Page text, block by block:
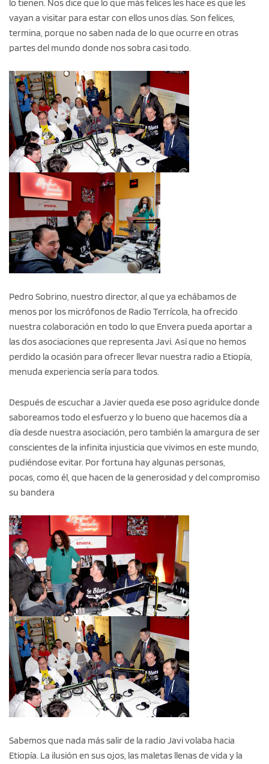
lo tienen. Nos dice que lo que más felices les hace es que les
vayan a visitar para estar con ellos unos días. Son felices,
termina, porque no saben nada de lo que ocurre en otras
partes del mundo donde nos sobra casi todo.
Pedro Sobrino, nuestro director, al que ya echábamos de
menos por los micrófonos de Radio Terrícola, ha ofrecido
nuestra colaboración en todo lo que Envera pueda aportar a
las dos asociaciones que representa Javi. Así que no hemos
perdido la ocasión para ofrecer llevar nuestra radio a Etiopía,
menuda experiencia sería para todos.
Después de escuchar a Javier queda ese poso agridulce donde
saboreamos todo el esfuerzo y lo bueno que hacemos día a
día desde nuestra asociación, pero también la amargura de ser
conscientes de la infinita injusticia que vivimos en este mundo,
pudiéndose evitar. Por fortuna hay algunas personas,
pocas, como él, que hacen de la generosidad y del compromiso
su bandera
Sabemos que nada más salir de la radio Javi volaba hacia
Etiopía. La ilusión en sus ojos, las maletas llenas de vida y la